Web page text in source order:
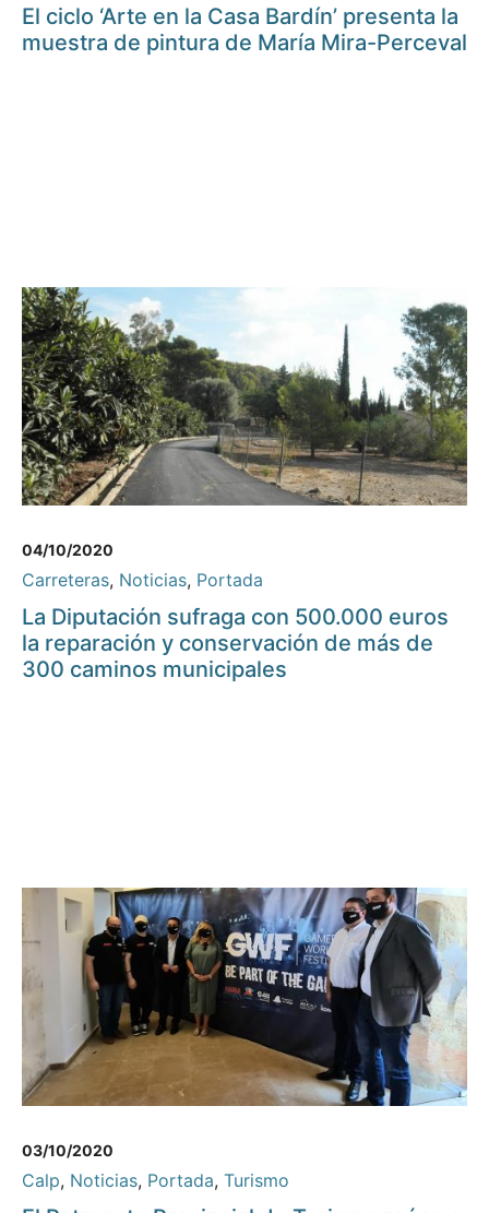
El ciclo ‘Arte en la Casa Bardín’ presenta la
muestra de pintura de María Mira-Perceval
04/10/2020
Carreteras, Noticias, Portada
La Diputación sufraga con 500.000 euros
la reparación y conservación de más de
300 caminos municipales
03/10/2020
Calp, Noticias, Portada, Turismo